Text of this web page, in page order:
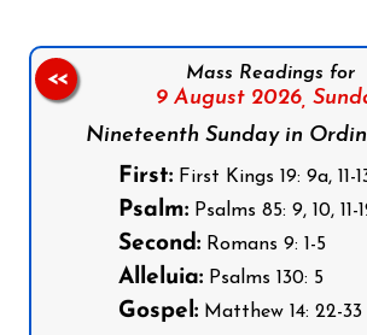
Mass Readings for
9 August 2026,
Nineteenth Sunday in
First: First Kings 19: 9a, 11-
Psalm: Psalms 85: 9, 10, 11-
Second: Romans 9: 1-5
Alleluia: Psalms 130: 5
Gospel: Matthew 14: 22-33
<<